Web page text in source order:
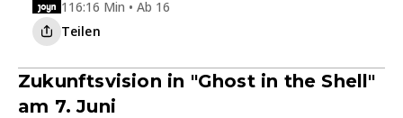
116:16 Min • Ab 16
Teilen
Zukunftsvision in "Ghost in the Shell"
am 7. Juni